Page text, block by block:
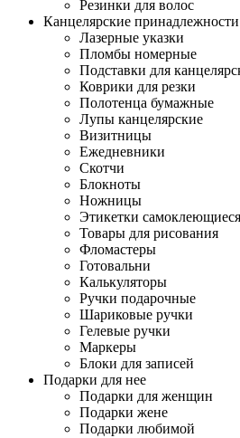
Резинки для волос
Канцелярские принадлежности
Лазерные указки
Пломбы номерные
Подставки для
Коврики для резки
Полотенца бумажные
Лупы канцелярские
Визитницы
Ежедневники
Скотчи
Блокноты
Ножницы
Этикетки самоклеющиеся
Товары для рисования
Фломастеры
Готовальни
Калькуляторы
Ручки подарочные
Шариковые ручки
Гелевые ручки
Маркеры
Блоки для записей
Подарки для нее
Подарки для женщин
Подарки жене
Подарки любимой